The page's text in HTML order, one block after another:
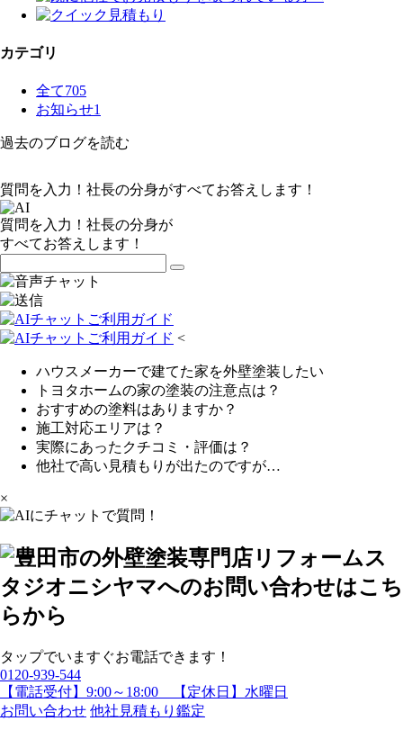
カテゴリ
全て705
お知らせ1
過去のブログを読む
質問を入力！社長の分身がすべてお答えします！
質問を入力！社長の分身が
すべてお答えします！
<
ハウスメーカーで建てた家を外壁塗装したい
トヨタホームの家の塗装の注意点は？
おすすめの塗料はありますか？
施工対応エリアは？
実際にあったクチコミ・評価は？
他社で高い見積もりが出たのですが…
×
タップでいますぐお電話できます！
0120-939-544
【電話受付】9:00～18:00 【定休日】水曜日
お問い合わせ 他社見積もり鑑定